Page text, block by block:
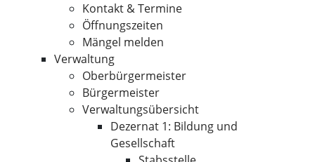
Kontakt & Termine
Öffnungszeiten
Mängel melden
Verwaltung
Oberbürgermeister
Bürgermeister
Verwaltungsübersicht
Dezernat 1: Bildung und
Gesellschaft